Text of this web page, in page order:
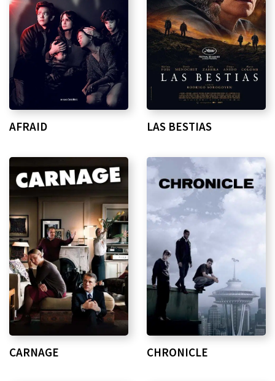
AFRAID LAS BESTIAS
CARNAGE CHRONICLE